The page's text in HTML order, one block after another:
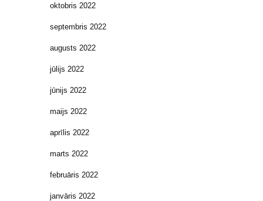
oktobris 2022
septembris 2022
augusts 2022
jūlijs 2022
jūnijs 2022
maijs 2022
aprīlis 2022
marts 2022
februāris 2022
janvāris 2022